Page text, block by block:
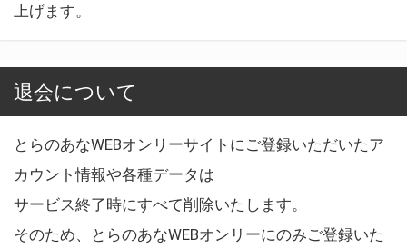
上げます。
退会について
とらのあなWEBオンリーサイトにご登録いただいたア
カウント情報や各種データは
サービス終了時にすべて削除いたします。
そのため、とらのあなWEBオンリーにのみご登録いた